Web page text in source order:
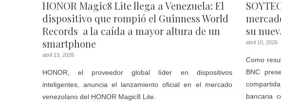
HONOR Magic8 Lite llega a Venezuela: El
dispositivo que rompió el Guinness World
Records a la caída a mayor altura de un
smartphone
abril 13, 2026
HONOR, el proveedor global líder en dispositivos
inteligentes, anuncia el lanzamiento oficial en el mercado
venezolano del HONOR Magic8 Lite.
su
abril 10, 2026
Como
BNC
bancaria